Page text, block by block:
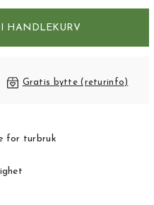
I HANDLEKURV
Gratis bytte (returinfo)
for turbruk